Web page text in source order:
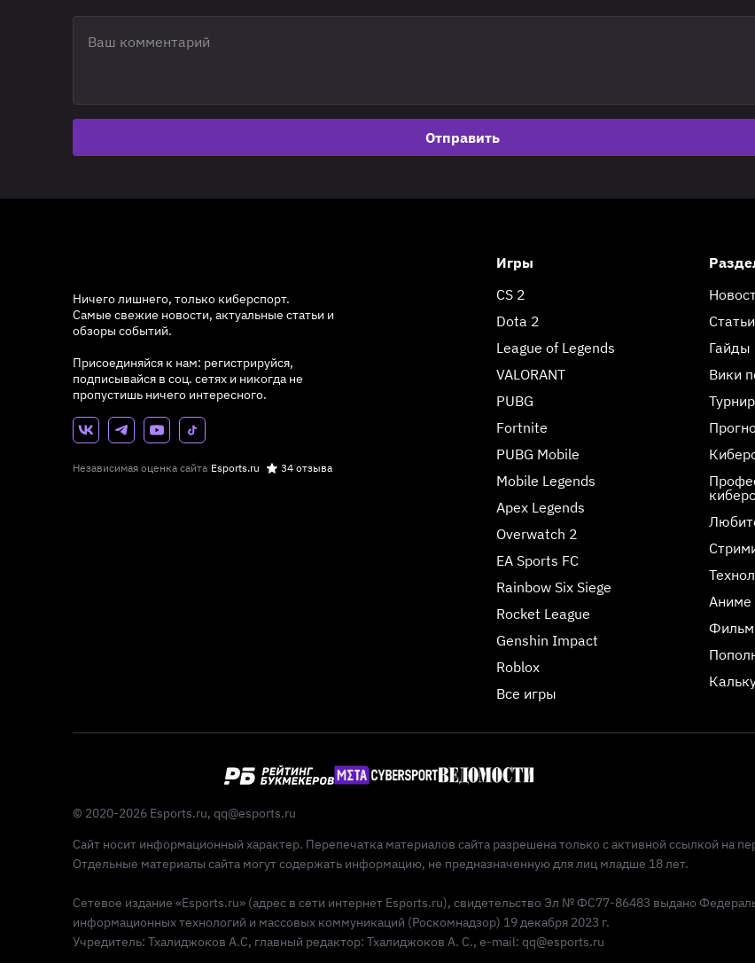
Отправить
Ничего лишнего, только киберспорт.
Самые свежие новости, актуальные статьи и
обзоры событий.
Присоединяйся к нам: регистрируйся,
подписывайся в соц. сетях и никогда не
пропустишь ничего интересного.
Независимая оценка сайта Esports.ru 34 отзыва
Игры
CS 2
Dota 2
League of Legends
VALORANT
PUBG
Fortnite
PUBG Mobile
Mobile Legends
Apex Legends
Overwatch 2
EA Sports FC
Rainbow Six Siege
Rocket League
Genshin Impact
Roblox
Все игры
Гайды
Вики
Аниме
© 2020-2026 Esports.ru, qq@esports.ru
Сайт носит информационный характер. Перепечатка материалов сайта разрешена только с активной ссылкой на
Отдельные материалы сайта могут содержать информацию, не предназначенную для лиц младше 18 лет.
Сетевое издание «Esports.ru» (адрес в сети интернет Esports.ru), свидетельство Эл № ФС77-86483 выдано
информационных технологий и массовых коммуникаций (Роскомнадзор) 19 декабря 2023 г.
Учредитель: Тхалиджоков А.С, главный редактор: Тхалиджоков А. С., e-mail: qq@esports.ru